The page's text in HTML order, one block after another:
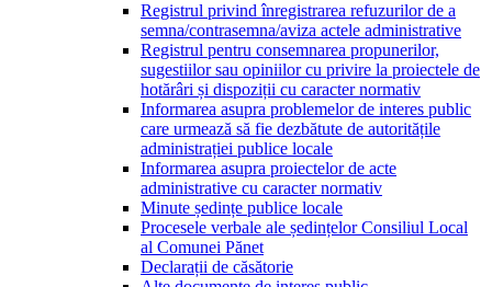
Registrul privind înregistrarea refuzurilor de a
semna/contrasemna/aviza actele administrative
Registrul pentru consemnarea propunerilor,
sugestiilor sau opiniilor cu privire la proiectele de
hotărâri și dispoziții cu caracter normativ
Informarea asupra problemelor de interes public
care urmează să fie dezbătute de autoritățile
administrației publice locale
Informarea asupra proiectelor de acte
administrative cu caracter normativ
Minute ședințe publice locale
Procesele verbale ale ședințelor Consiliul Local
al Comunei Pănet
Declarații de căsătorie